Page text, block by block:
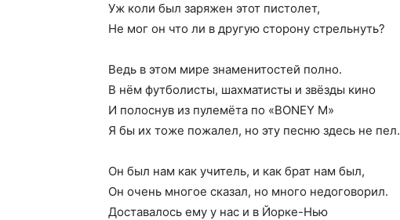
Уж коли был заряжен этот пистолет,
Не мог он что ли в другую сторону стрельнуть?
Ведь в этом мире знаменитостей полно.
В нём футболисты, шахматисты и звёзды кино
И полоснув из пулемёта по «BONEY M»
Я бы их тоже пожалел, но эту песню здесь не пел.
Он был нам как учитель, и как брат нам был,
Он очень многое сказал, но много недоговорил.
Доставалось ему у нас и в Йорке-Нью